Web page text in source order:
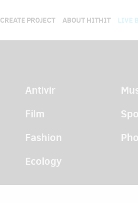
CREATE PROJECT ABOUT HITHIT LIVE
Antivir
Film
Fashion
Ecology